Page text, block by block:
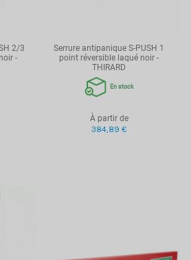
2/3
-
Serrure antipanique S-PUSH 1
point réversible laqué noir -
THIRARD
En stock
À partir de
384,89 €